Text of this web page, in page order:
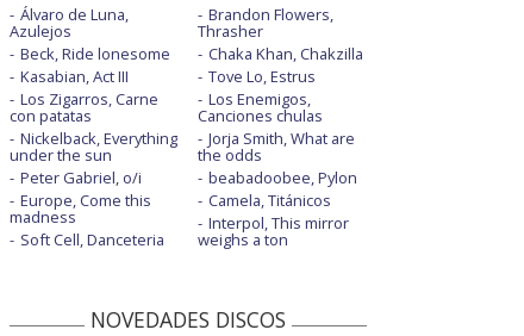
Álvaro de Luna,
Azulejos
Beck, Ride lonesome
Kasabian, Act III
Los Zigarros, Carne
con patatas
Nickelback, Everything
under the sun
Peter Gabriel, o/i
Europe, Come this
madness
Soft Cell, Danceteria
Brandon Flowers,
Thrasher
Chaka Khan, Chakzilla
Tove Lo, Estrus
Los Enemigos,
Canciones chulas
Jorja Smith, What are
the odds
beabadoobee, Pylon
Camela, Titánicos
Interpol, This mirror
weighs a ton
NOVEDADES DISCOS